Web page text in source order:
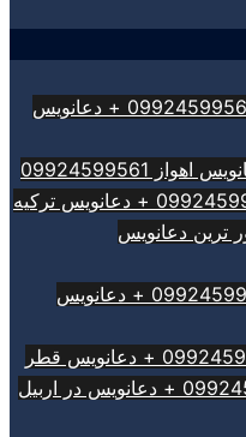
دعانویس در اذربایجان 09924599561 + دعانویس
09924599561
ترین دعانویس
دعانویس در شیراز 09924599561 + دعانویس
دعانویس اربیل 09924599561 + دعانویس در اربیل